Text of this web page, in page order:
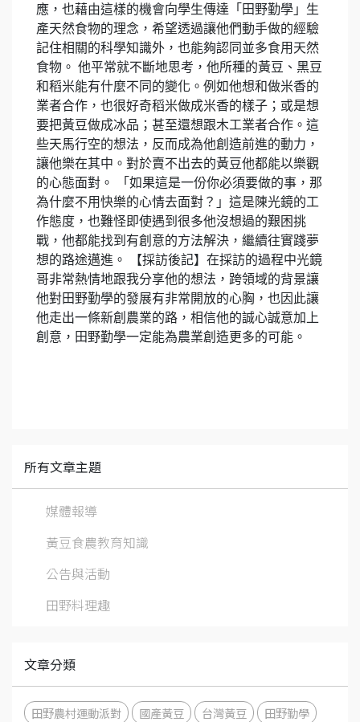
應，也藉由這樣的機會向學生傳達「田野勤學」生
產天然食物的理念，希望透過讓他們動手做的經驗
記住相關的科學知識外，也能夠認同並多食用天然
食物。 他平常就不斷地思考，他所種的黃豆、黑豆
和稻米能有什麼不同的變化。例如他想和做米香的
業者合作，也很好奇稻米做成米香的樣子；或是想
要把黃豆做成冰品；甚至還想跟木工業者合作。這
些天馬行空的想法，反而成為他創造前進的動力，
讓他樂在其中。對於賣不出去的黃豆他都能以樂觀
的心態面對。 「如果這是一份你必須要做的事，那
為什麼不用快樂的心情去面對？」這是陳光鏡的工
作態度，也難怪即使遇到很多他沒想過的艱困挑
戰，他都能找到有創意的方法解決，繼續往實踐夢
想的路途邁進。 【採訪後記】在採訪的過程中光鏡
哥非常熱情地跟我分享他的想法，跨領域的背景讓
他對田野勤學的發展有非常開放的心胸，也因此讓
他走出一條新創農業的路，相信他的誠心誠意加上
創意，田野勤學一定能為農業創造更多的可能。
所有文章主題
媒體報導
黃豆食農教育知識
公告與活動
田野料理趣
文章分類
田野農村運動派對 國產黃豆 台灣黃豆
田野勤學